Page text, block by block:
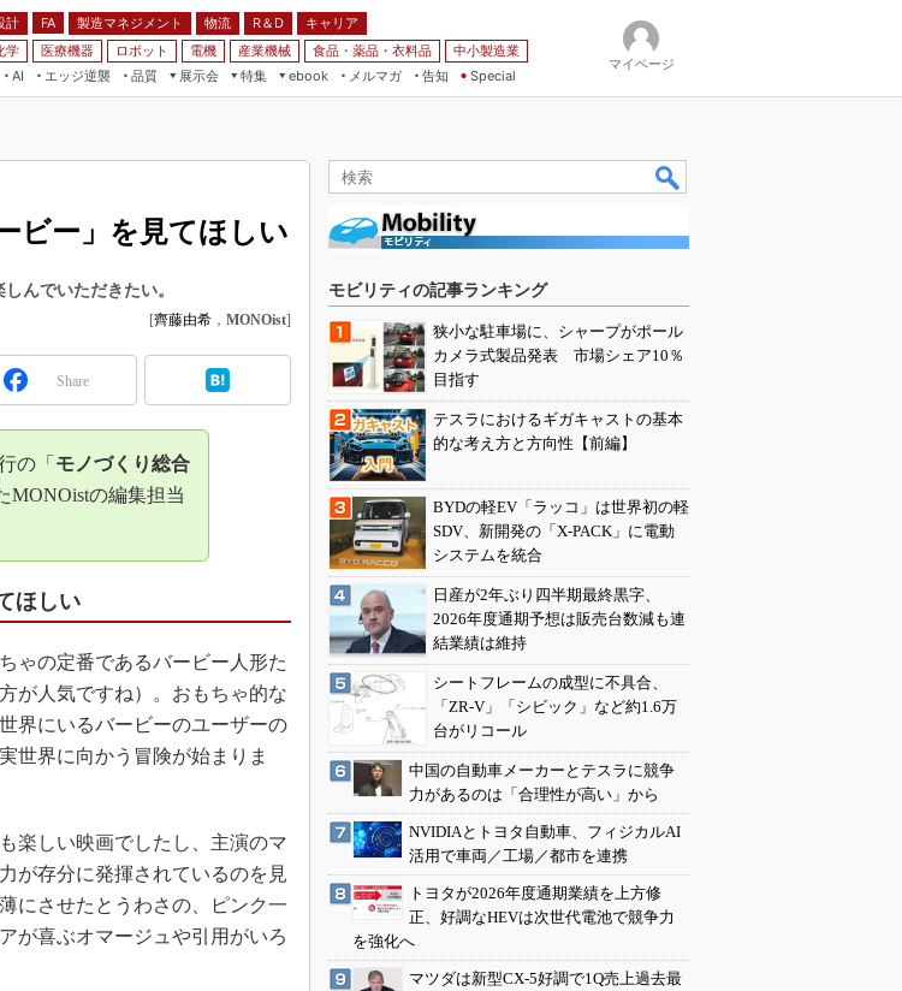
計 FA 製造マネジメント 物流 R＆D
キャリア
学 医療機器 ロボット 電機 産業機械 食品・薬品・衣料品
中小製造業
AI
エッジ逆襲 品質
展示会
りワールド
WORLD
ネット展
特集
載ソフト開発
ISO26262
無償設計ツール
＆OP
インダストリー4.0
ノベーション
製造業ビッグデータ
メイドインジャパン
知財マネジメント
外生産
グローバル設計・開発
ebook
FA
素材／化学
メルマガ
告知 Special
マイページ
ビー」を見てほしい
んでいただきたい。
[齊藤由希 ， MONOist]
Share
の「 モノづくり総合
MONOistの編集担当
ほしい
ゃの定番であるバービー人形た
が人気ですね）。おもちゃ的な
界にいるバービーのユーザーの
世界に向かう冒険が始まりま
楽しい映画でしたし、主演のマ
が存分に発揮されているのを見
にさせたとうわさの、ピンク一
が喜ぶオマージュや引用がいろ
モビリティの記事ランキング
狭小な駐車場に、シャープがポール
カメラ式製品発表 市場シェア10％
目指す
テスラにおけるギガキャストの基本
的な考え方と方向性【前編】
BYDの軽EV「ラッコ」は世界初の軽
SDV、新開発の「X-PACK」に電動
システムを統合
日産が2年ぶり四半期最終黒字、
2026年度通期予想は販売台数減も連
結業績は維持
シートフレームの成型に不具合、
「ZR-V」「シビック」など約1.6万
台がリコール
中国の自動車メーカーとテスラに競争
力があるのは「合理性が高い」から
NVIDIAとトヨタ自動車、フィジカルAI
活用で車両／工場／都市を連携
トヨタが2026年度通期業績を上方修
正、好調なHEVは次世代電池で競争力
を強化へ
マツダは新型CX-5好調で1Q売上過去最